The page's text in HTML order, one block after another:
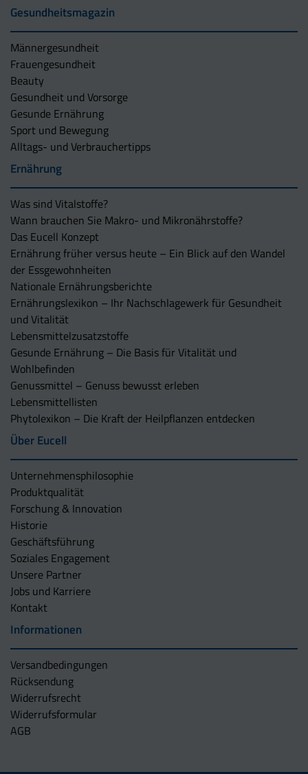
Gesundheitsmagazin
Männergesundheit
Frauengesundheit
Beauty
Gesundheit und Vorsorge
Gesunde Ernährung
Sport und Bewegung
Alltags- und Verbrauchertipps
Ernährung
Was sind Vitalstoffe?
Wann brauchen Sie Makro- und Mikronährstoffe?
Das Eucell Konzept
Ernährung früher versus heute – Ein Blick auf den Wandel
der Essgewohnheiten
Nationale Ernährungsberichte
Ernährungslexikon – Ihr Nachschlagewerk für Gesundheit
und Vitalität
Lebensmittelzusatzstoffe
Gesunde Ernährung – Die Basis für Vitalität und
Wohlbefinden
Genussmittel – Genuss bewusst erleben
Lebensmittellisten
Phytolexikon – Die Kraft der Heilpflanzen entdecken
Über Eucell
Unternehmens­philosophie
Produktqualität
Forschung & Innovation
Historie
Geschäftsführung
Soziales Engagement
Unsere Partner
Jobs und Karriere
Kontakt
Informationen
Versandbedingungen
Rücksendung
Widerrufsrecht
Widerrufsformular
AGB